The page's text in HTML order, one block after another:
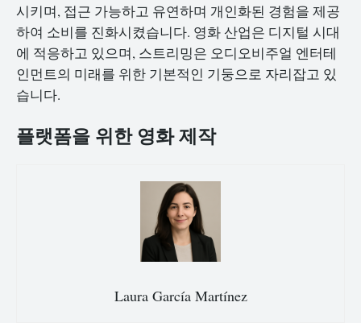
시키며, 접근 가능하고 유연하며 개인화된 경험을 제공
하여 소비를 진화시켰습니다. 영화 산업은 디지털 시대
에 적응하고 있으며, 스트리밍은 오디오비주얼 엔터테
인먼트의 미래를 위한 기본적인 기둥으로 자리잡고 있
습니다.
플랫폼을 위한 영화 제작
Laura García Martínez